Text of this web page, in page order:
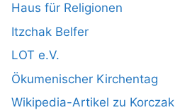
Haus für Religionen
Itzchak Belfer
LOT e.V.
Ökumenischer Kirchentag
Wikipedia-Artikel zu Korczak